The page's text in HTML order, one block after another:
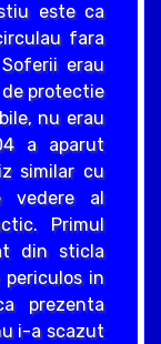
este ca
fara
erau
protectie
nu erau
a aparut
similar cu
vedere al
Primul
din sticla
in
prezenta
i-a scazut